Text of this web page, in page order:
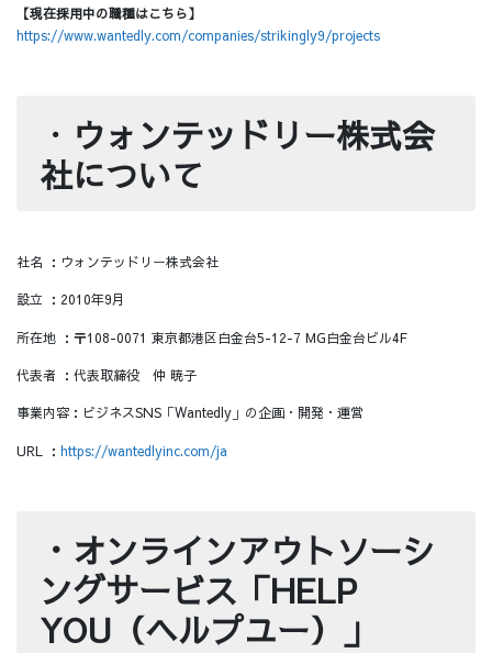
【現在採用中の職種はこちら】
https://www.wantedly.com/companies/strikingly9/projects
・ ウォンテッドリー株式会
社について
社名 ：ウォンテッドリー株式会社
設立 ：2010年9月
所在地 ：〒108-0071 東京都港区白金台5-12-7 MG白金台ビル4F
代表者 ：代表取締役 仲 暁子
事業内容：ビジネスSNS「Wantedly」の企画・開発・運営
URL ： https://wantedlyinc.com/ja
・オンラインアウトソーシ
ングサービス「HELP
YOU（ヘルプユー）」